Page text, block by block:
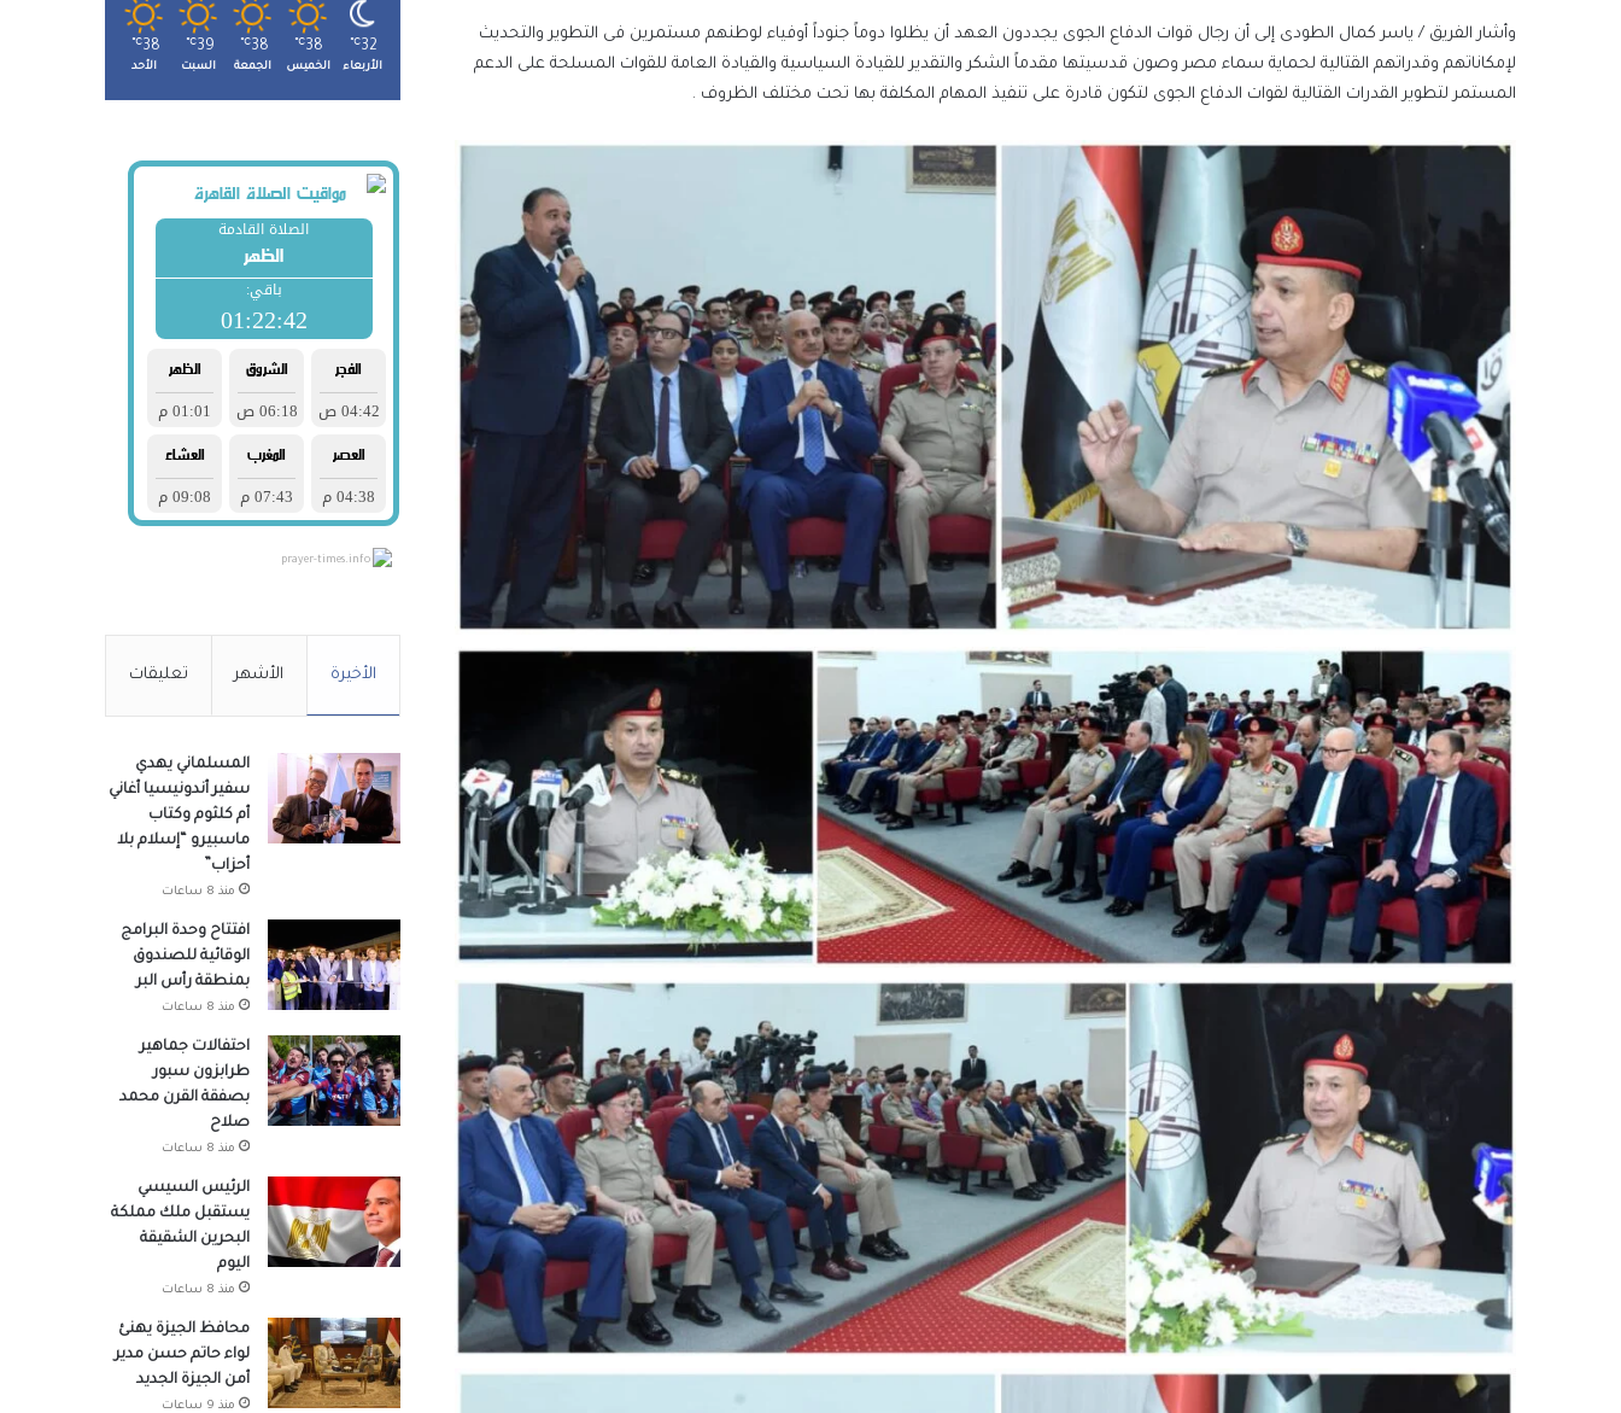
وأشار الفريق / ياسر كمال الطودى إلى أن رجال قوات الدفاع الجوى يجددون العهد أن يظلوا دوماً جنوداً أوفياء لوطنهم مستمرين فى التطوير والتحديث
لإمكاناتهم وقدراتهم القتالية لحماية سماء مصر وصون قدسيتها مقدماً الشكر والتقدير للقيادة السياسية والقيادة العامة للقوات المسلحة على الدعم
المستمر لتطوير القدرات القتالية لقوات الدفاع الجوى لتكون قادرة على تنفيذ المهام المكلفة بها تحت مختلف الظروف .
32
℃
الأربعاء
38
℃
الخميس
38
℃
الجمعة
39
℃
السبت
38
℃
الأحد
prayer-times.info
الأخيرة الأشهر تعليقات
المسلماني يهدي
سفير أندونيسيا أغاني
أم كلثوم وكتاب
ماسبيرو “إسلام بلا
أحزاب”
منذ 8 ساعات
افتتاح وحدة البرامج
الوقائية للصندوق
بمنطقة رأس البر
منذ 8 ساعات
احتفالات جماهير
طرابزون سبور
بصفقة القرن محمد
صلاح
منذ 8 ساعات
الرئيس السيسي
يستقبل ملك مملكة
البحرين الشقيقة
اليوم
منذ 8 ساعات
محافظ الجيزة يهنئ
لواء حاتم حسن مدير
أمن الجيزة الجديد
منذ 9 ساعات